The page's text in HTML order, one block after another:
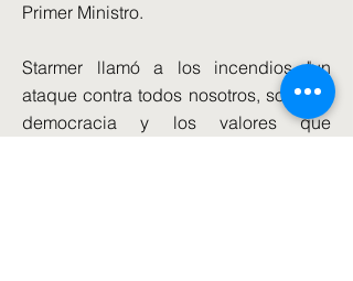
Primer Ministro.
Starmer llamó a los incendios "un
ataque contra todos nosotros, sobre la
democracia y los valores que